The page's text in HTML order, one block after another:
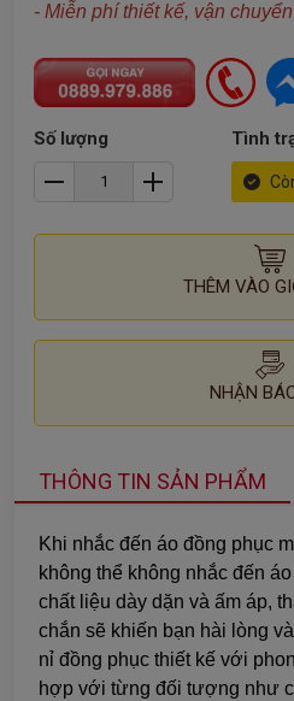
- Miễn phí thiết kế, vận
Số lượng Tình
THÊM VÀO
NHẬN
THÔNG TIN SẢN PHẨM
Khi nhắc đến áo đồng phục
không thể không nhắc đến
chất liệu dày dặn và ấm áp,
chắn sẽ khiến bạn hài lòng
nỉ đồng phục thiết kế với
hợp với từng đối tượng như